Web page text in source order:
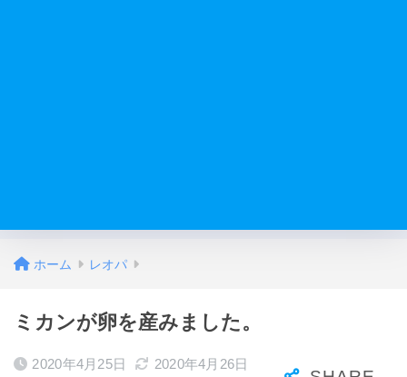
ホーム レオパ
ミカンが卵を産みました。
2020年4月25日 2020年4月26日